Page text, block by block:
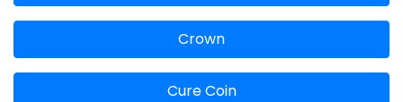
Crown
Cure Coin